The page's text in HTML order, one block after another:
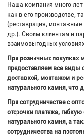
Наша компания много лет
как в его производстве,
(реставрация, монтажные
др.). Своим клиентам и
взаимовыгодных
При розничных покупках
предоставляем все виды
доставкой, монтажом и
натурального камня, что
При сотрудничестве с
отсрочки платежа,
натурального камня, а
сотрудничества на